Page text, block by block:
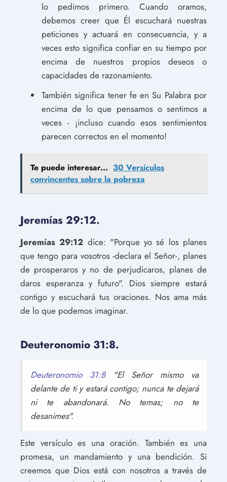
lo pedimos primero. Cuando oramos,
debemos creer que Él escuchará nuestras
peticiones y actuará en consecuencia, y a
veces esto significa confiar en su tiempo por
encima de nuestros propios deseos o
capacidades de razonamiento.
También significa tener fe en Su Palabra por
encima de lo que pensamos o sentimos a
veces - ¡incluso cuando esos sentimientos
parecen correctos en el momento!
Te puede interesar... 30 Versículos
convincentes sobre la pobreza
Jeremías 29:12.
Jeremías 29:12 dice: "Porque yo sé los planes
que tengo para vosotros -declara el Señor-, planes
de prosperaros y no de perjudicaros, planes de
daros esperanza y futuro". Dios siempre estará
contigo y escuchará tus oraciones. Nos ama más
de lo que podemos imaginar.
Deuteronomio 31:8.
Deuteronomio 31:8"El Señor mismo va
delante de ti y estará contigo; nunca te dejará
ni te abandonará. No temas; no te
desanimes".
Este versículo es una oración. También es una
promesa, un mandamiento y una bendición. Si
creemos que Dios está con nosotros a través de